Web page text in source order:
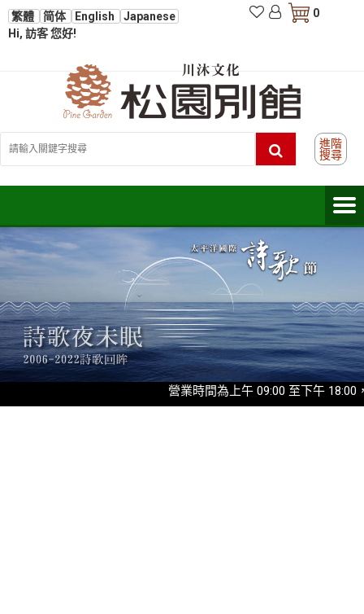
繁體 简体 English
Japanese
Hi, 訪客 您好!
0
進階
搜尋
營業時間為上午 09:00 至下午